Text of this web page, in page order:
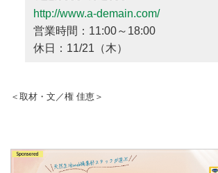
http://www.a-demain.com/
営業時間：11:00～18:00
休日：11/21（木）
＜取材・文／権 佳恵＞